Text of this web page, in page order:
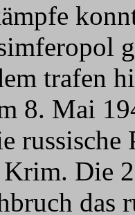
trafen
8. Mai
Krim. Die
das